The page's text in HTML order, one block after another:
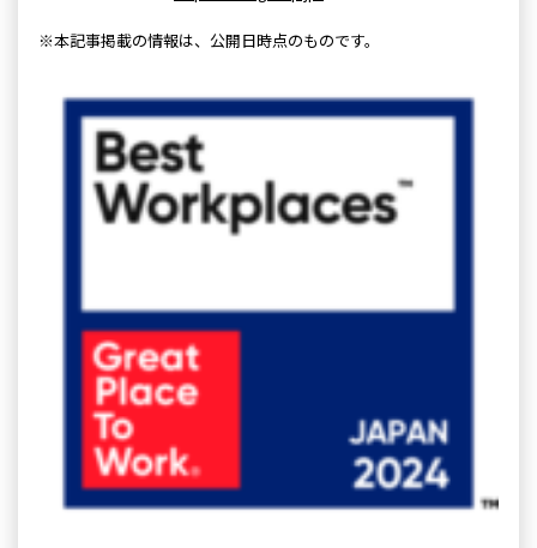
※本記事掲載の情報は、公開日時点のものです。